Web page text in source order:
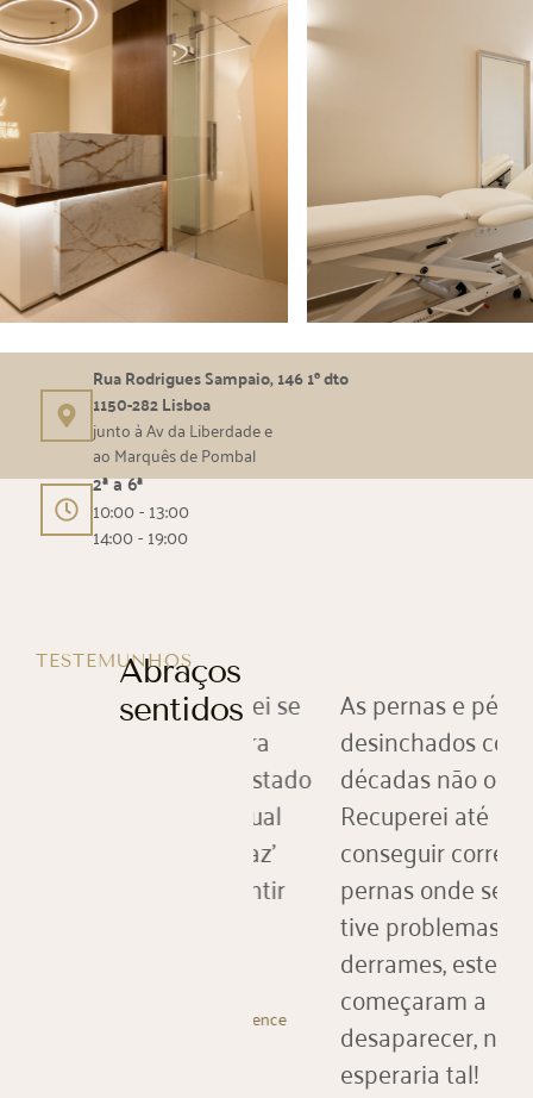
Rua Rodrigues Sampaio, 146 1º dto
1150-282 Lisboa
junto à Av da Liberdade e
ao Marquês de Pombal
2ª a 6ª
10:00 - 13:00
14:00 - 19:00
TESTEMUNHOS
Abraços
sentidos
Não sei se As pernas e pés
desinchados como há
décadas não os via.
Recuperei até
conseguir correr (...) As
pernas onde sempre
tive problemas com
derrames, estes
começaram a
desaparecer, nunca
esperaria tal!